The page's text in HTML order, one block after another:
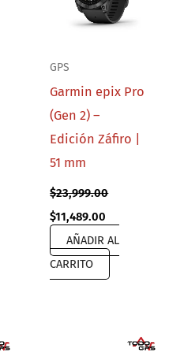
GPS
Garmin epix Pro
(Gen 2) –
Edición Záfiro |
51 mm
$23,999.00
Original
price
was:
$23,999.00.
$11,489.00
price
is:
$11,489.00.
AÑADIR AL
CARRITO